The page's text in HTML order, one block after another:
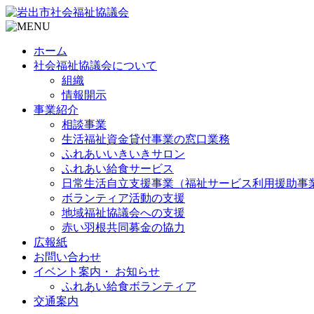
ホーム
社会福祉協議会について
組織
情報開示
事業紹介
相談事業
生活福祉資金貸付事業の窓口業務
ふれあいいきいきサロン
ふれあい給食サービス
日常生活自立支援事業（福祉サービス利用援助事
ボランティア活動の支援
地域福祉協議会への支援
赤い羽根共同募金の協力
広報紙
お問い合わせ
イベント案内・ お知らせ
ふれあい給食ボランティア
交通案内